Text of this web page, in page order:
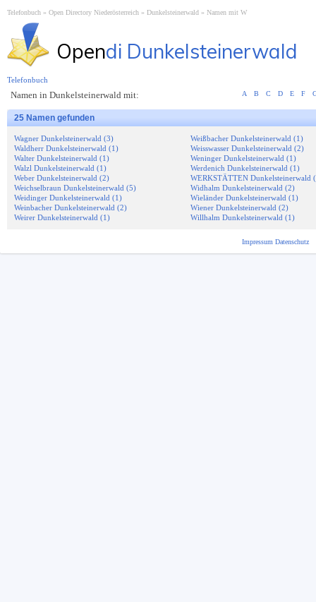
Telefonbuch Open Directory Niederösterreich Dunkelsteinerwald Namen mit W
Opendi Dunkelsteinerwald
Namen in Dunkelsteinerwald mit: A B C D E F
25 Namen gefunden
Wagner Dunkelsteinerwald (3)
Waldherr Dunkelsteinerwald (1)
Walter Dunkelsteinerwald (1)
Walzl Dunkelsteinerwald (1)
Weber Dunkelsteinerwald (2)
Weichselbraun Dunkelsteinerwald (5)
Weidinger Dunkelsteinerwald (1)
Weinbacher Dunkelsteinerwald (2)
Weirer Dunkelsteinerwald (1)
Weißbacher Dunkelsteinerwald (1)
Weisswasser Dunkelsteinerwald (2)
Weninger Dunkelsteinerwald (1)
Werdenich Dunkelsteinerwald (1)
WERKSTÄTTEN Dunkelsteinerwald
Widhalm Dunkelsteinerwald (2)
Wieländer Dunkelsteinerwald (1)
Wiener Dunkelsteinerwald (2)
Willhalm Dunkelsteinerwald (1)
Telefonbuch
Impressum Datenschutz